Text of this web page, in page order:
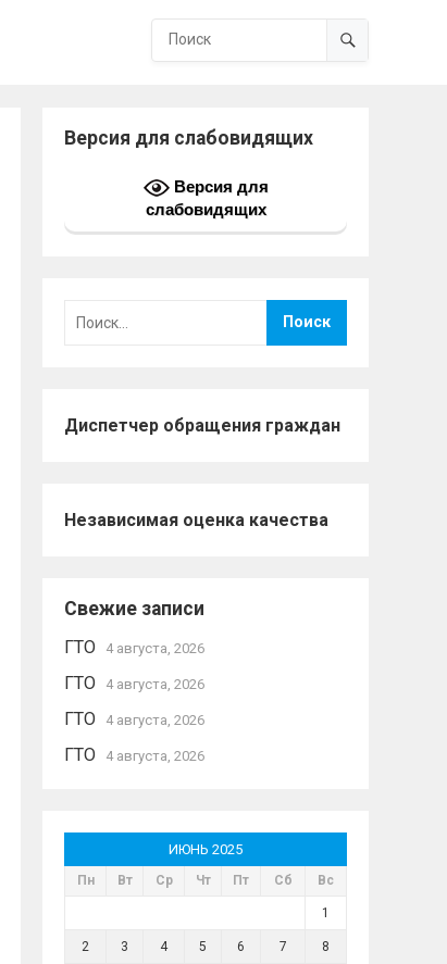
Версия для слабовидящих
Версия для
слабовидящих
Диспетчер обращения граждан
Независимая оценка качества
Свежие записи
ГТО 4 августа, 2026
ГТО 4 августа, 2026
ГТО 4 августа, 2026
ГТО 4 августа, 2026
ИЮНЬ 2025
Пн Вт Ср Чт Пт Сб Вс
1
2 3 4 5 6 7 8